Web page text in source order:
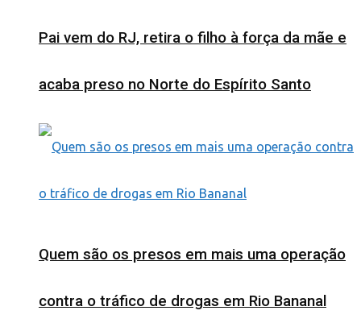
Pai vem do RJ, retira o filho à força da mãe e
acaba preso no Norte do Espírito Santo
Quem são os presos em mais uma operação
contra o tráfico de drogas em Rio Bananal